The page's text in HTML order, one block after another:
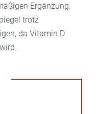
Ergänzung.
trotz
da Vitamin D